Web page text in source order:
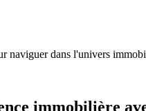
naviguer dans l'univers
immobilière